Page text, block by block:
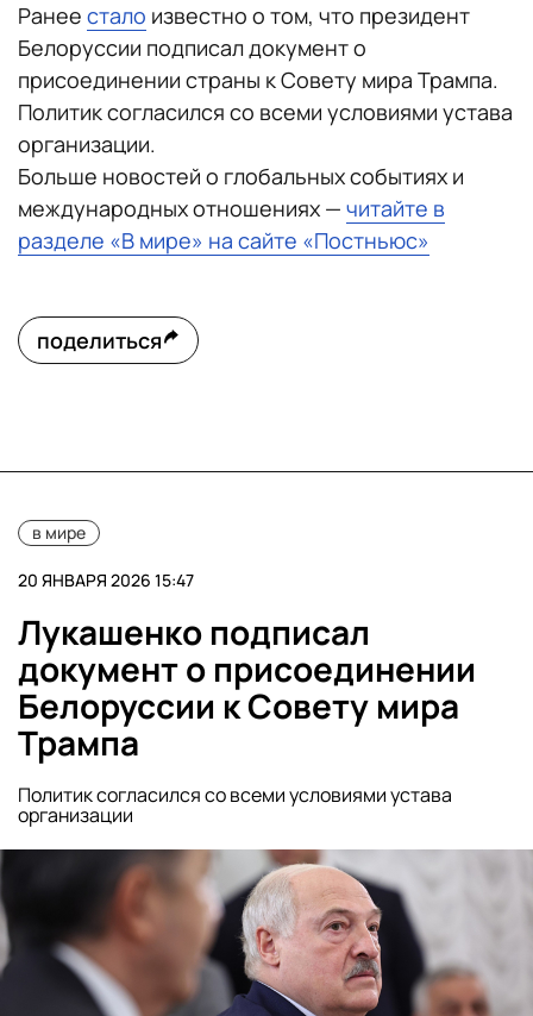
Ранее стало известно о том, что президент
Белоруссии подписал документ о
присоединении страны к Совету мира Трампа.
Политик согласился со всеми условиями устава
организации.
Больше новостей о глобальных событиях и
международных отношениях — читайте в
разделе «В мире» на сайте «Постньюс»
поделиться
в мире
20 ЯНВАРЯ 2026 15:47
Лукашенко подписал
документ о присоединении
Белоруссии к Совету мира
Трампа
Политик согласился со всеми условиями устава
организации